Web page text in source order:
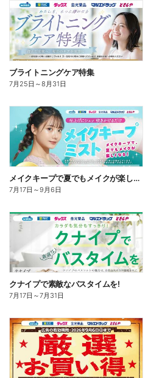
ブライトニングケア特集
7月25日 ～8月31日
メイクキープで夏でもメイクが楽しくなる!
7月17日 ～9月6日
クナイプで素敵なバスタイムを!
7月17日 ～7月31日